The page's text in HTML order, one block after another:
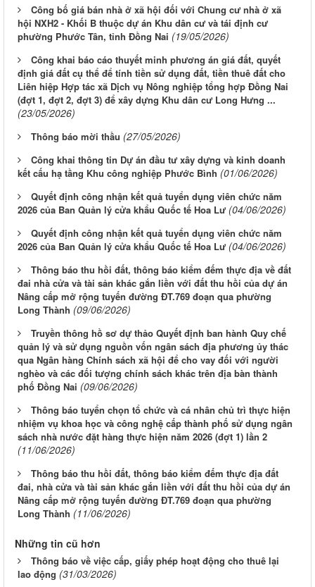
Công bố giá bán nhà ở xã hội đối với Chung cư nhà ở xã
hội NXH2 - Khối B thuộc dự án Khu dân cư và tái định cư
phường Phước Tân, tỉnh Đồng Nai (19/05/2026)
Công khai báo cáo thuyết minh phương án giá đất, quyết
định giá đất cụ thể để tính tiền sử dụng đất, tiền thuê đất cho
Liên hiệp Hợp tác xã Dịch vụ Nông nghiệp tổng hợp Đồng Nai
(đợt 1, đợt 2, đợt 3) để xây dựng Khu dân cư Long Hưng ...
(23/05/2026)
Thông báo mời thầu (27/05/2026)
Công khai thông tin Dự án đầu tư xây dựng và kinh doanh
kết cấu hạ tầng Khu công nghiệp Phước Bình (01/06/2026)
Quyết định công nhận kết quả tuyển dụng viên chức năm
2026 của Ban Quản lý cửa khẩu Quốc tế Hoa Lư (04/06/2026)
Quyết định công nhận kết quả tuyển dụng viên chức năm
2026 của Ban Quản lý cửa khẩu Quốc tế Hoa Lư (04/06/2026)
Thông báo thu hồi đất, thông báo kiểm đếm thực địa về đất
đai nhà cửa và tài sản khác gắn liền với đất thu hồi của dự án
Nâng cấp mở rộng tuyến đường ĐT.769 đoạn qua phường
Long Thành (09/06/2026)
Truyền thông hồ sơ dự thảo Quyết định ban hành Quy chế
quản lý và sử dụng nguồn vốn ngân sách địa phương ủy thác
qua Ngân hàng Chính sách xã hội để cho vay đối với người
nghèo và các đối tượng chính sách khác trên địa bàn thành
phố Đồng Nai (09/06/2026)
Thông báo tuyển chọn tổ chức và cá nhân chủ trì thực hiện
nhiệm vụ khoa học và công nghệ cấp thành phố sử dụng ngân
sách nhà nước đặt hàng thực hiện năm 2026 (đợt 1) lần 2
(11/06/2026)
Thông báo thu hồi đất, thông báo kiểm đếm thực địa đất
đai, nhà cửa và tài sản khác gắn liền với đất thu hồi của dự án
Nâng cấp mở rộng tuyến đường ĐT.769 đoạn qua phường
Long Thành (11/06/2026)
Những tin cũ hơn
Thông báo về việc cấp, giấy phép hoạt động cho thuê lại
lao động (31/03/2026)